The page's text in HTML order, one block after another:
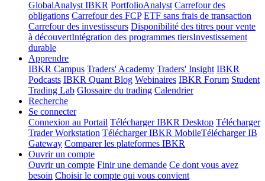
GlobalAnalyst IBKR PortfolioAnalyst Carrefour des
obligations Carrefour des FCP ETF sans frais de transaction
Carrefour des investisseurs Disponibilité des titres pour vente
à découvertIntégration des programmes tiersInvestissement
durable
Apprendre
IBKR Campus Traders' Academy Traders' Insight IBKR
Podcasts IBKR Quant Blog Webinaires IBKR Forum Student
Trading Lab Glossaire du trading Calendrier
Recherche
Se connecter
Connexion au Portail Télécharger IBKR Desktop Télécharger
Trader Workstation Télécharger IBKR MobileTélécharger IB
Gateway Comparer les plateformes IBKR
Ouvrir un compte
Ouvrir un compte Finir une demande Ce dont vous avez
besoin Choisir le compte qui vous convient